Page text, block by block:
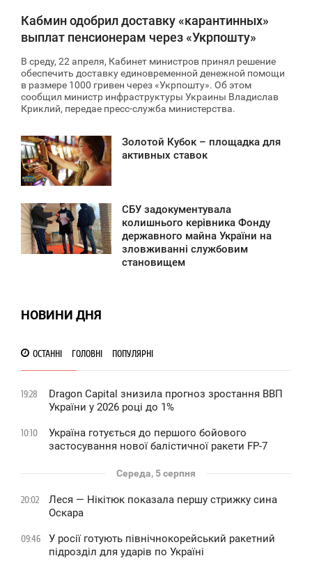
Кабмин одобрил доставку «карантинных»
выплат пенсионерам через «Укрпошту»
В среду, 22 апреля, Кабинет министров принял решение
обеспечить доставку единовременной денежной помощи
в размере 1000 гривен через «Укрпошту». Об этом
сообщил министр инфраструктуры Украины Владислав
Криклий, передае пресс-служба министерства.
Золотой Кубок – площадка для
активных ставок
СБУ задокументувала
колишнього керівника Фонду
державного майна України на
зловживанні службовим
становищем
НОВИНИ ДНЯ
ОСТАННІ ГОЛОВНІ ПОПУЛЯРНІ
19:28
Dragon Capital знизила прогноз зростання ВВП
України у 2026 році до 1%
10:10
Україна готується до першого бойового
застосування нової балістичної ракети FP-7
Середа, 5 серпня
20:02
Леся — Нікітюк показала першу стрижку сина
Оскара
09:46
У росії готують північнокорейський ракетний
підрозділ для ударів по Україні